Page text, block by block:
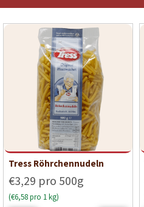
Tress Röhrchennudeln
€3,29 pro 500g
(€6,58 pro 1 kg)